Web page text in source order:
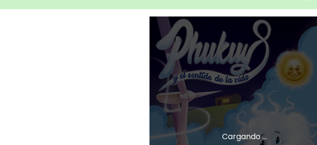
Cargando ...